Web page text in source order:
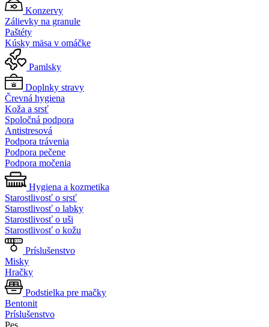
Konzervy
Zálievky na granule
Paštéty
Kúsky mäsa v omáčke
Pamlsky
Doplnky stravy
Črevná hygiena
Koža a srsť
Spoločná podpora
Antistresová
Podpora trávenia
Podpora pečene
Podpora močenia
Hygiena a kozmetika
Starostlivosť o srsť
Starostlivosť o labky
Starostlivosť o uši
Starostlivosť o kožu
Príslušenstvo
Misky
Hračky
Podstielka pre mačky
Bentonit
Príslušenstvo